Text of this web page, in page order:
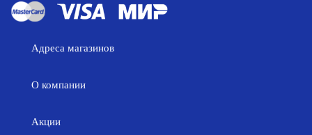
Адреса магазинов
О компании
Акции